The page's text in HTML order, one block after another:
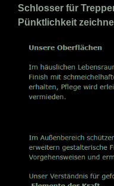
Schlosser für
Pünktlichkeit